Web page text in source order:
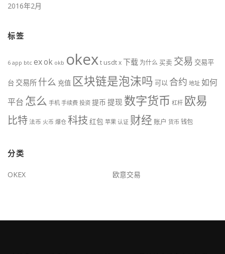
2016年2月
标签
6 app btc exok okb okext usdtx下载 为什么 买卖 交易 交易平
台 交易所 什么 充值 区块链是泡沫吗 可以 合约 地址 如何
平台 怎么 手机 手续费 投资 提币 提现 数字货币 杠杆 欧易
比特法币 火币 爆仓 科技 红包 苹果 认证 财经 账户 货币 钱包
分类
OKEX 欧意交易